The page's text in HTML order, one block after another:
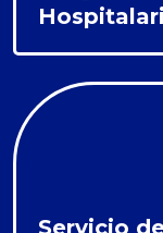
Servicio